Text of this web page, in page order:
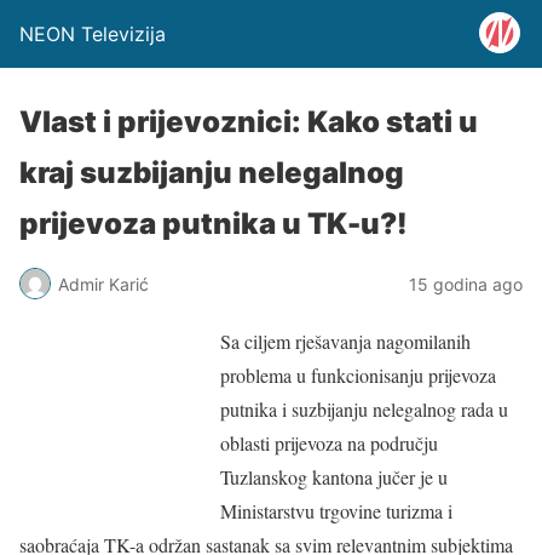
NEON Televizija
Vlast i prijevoznici: Kako stati u
kraj suzbijanju nelegalnog
prijevoza putnika u TK-u?!
Admir Karić 15 godina ago
Sa ciljem rješavanja nagomilanih
problema u funkcionisanju prijevoza
putnika i suzbijanju nelegalnog rada u
oblasti prijevoza na području
Tuzlanskog kantona jučer je u
Ministarstvu trgovine turizma i
saobraćaja TK-a održan sastanak sa svim relevantnim subjektima